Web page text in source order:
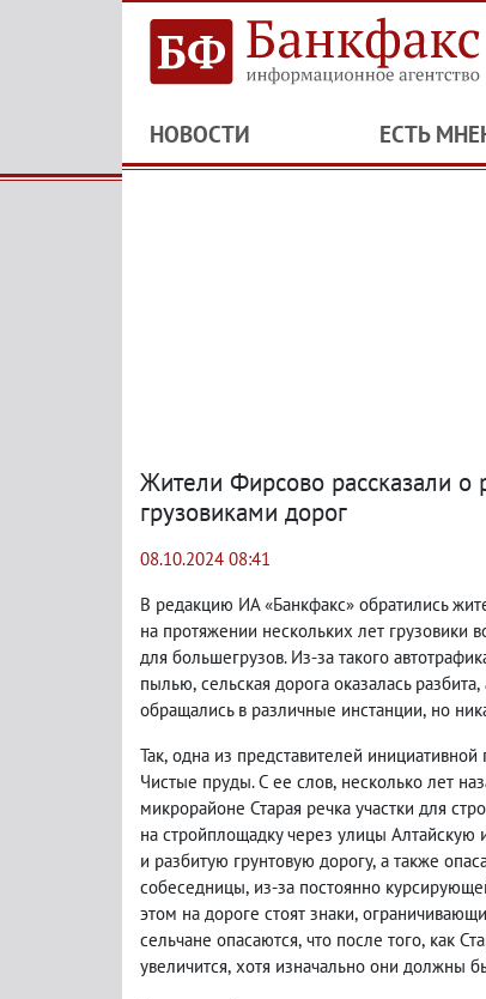
НОВОСТИ ЕСТЬ
Жители Фирсово рассказали о
грузовиками дорог
08.10.2024 08:41
В редакцию ИА «Банкфакс» обратились
на протяжении нескольких лет грузовики
для большегрузов. Из-за такого
пылью, сельская дорога оказалась разбита,
обращались в различные инстанции, но
Так, одна из представителей
Чистые пруды. С ее слов, несколько лет
микрорайоне Старая речка участки для
на стройплощадку через улицы
и разбитую грунтовую дорогу, а также
собеседницы, из-за постоянно
этом на дороге стоят знаки,
сельчане опасаются, что после того, как
увеличится, хотя изначально они должны